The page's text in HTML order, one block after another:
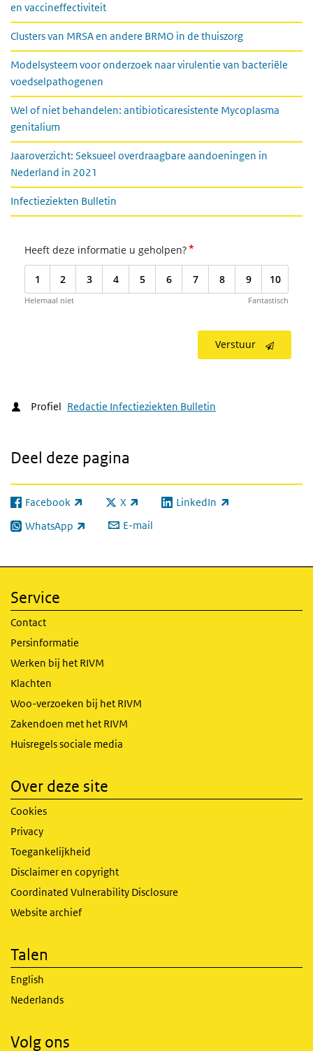
en vaccineffectiviteit
Clusters van MRSA en andere BRMO in de thuiszorg
Modelsysteem voor onderzoek naar virulentie van bacteriële
voedselpathogenen
Wel of niet behandelen: antibioticaresistente Mycoplasma
genitalium
Jaaroverzicht: Seksueel overdraagbare aandoeningen in
Nederland in 2021
Infectieziekten Bulletin
Heeft deze informatie u geholpen?*
1 2 3 4 5 6 7 8 9 10
Helemaal niet Fantastisch
Verstuur
Profiel Redactie Infectieziekten Bulletin
Deel deze pagina
Facebook
(externe link) X
(externe link) LinkedIn
(externe link)
WhatsApp
(externe link) E-mail
Service
Contact
Persinformatie
Werken bij het RIVM
Klachten
Woo-verzoeken bij het RIVM
Zakendoen met het RIVM
Huisregels sociale media
Over deze site
Cookies
Privacy
Toegankelijkheid
Disclaimer en copyright
Coordinated Vulnerability Disclosure
Website archief
Talen
English
Nederlands
Volg ons